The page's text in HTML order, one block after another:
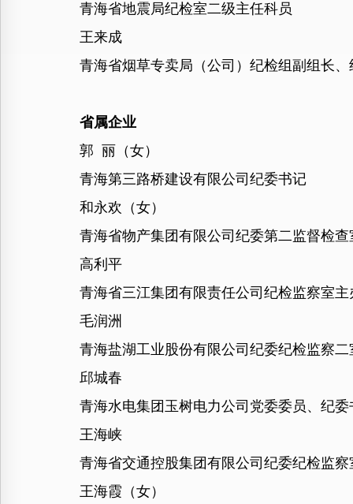
青海省地震局纪检室二级主任科员
王来成
青海省烟草专卖局（公司）纪检组副组长
省属企业
郭 丽（女）
青海第三路桥建设有限公司纪委书记
和永欢（女）
青海省物产集团有限公司纪委第二监督检查
高利平
青海省三江集团有限责任公司纪检监察室主
毛润洲
青海盐湖工业股份有限公司纪委纪检监察
邱城春
青海水电集团玉树电力公司党委委员、纪委
王海峡
青海省交通控股集团有限公司纪委纪检监察
王海霞（女）